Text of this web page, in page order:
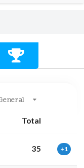
Total
35 +1